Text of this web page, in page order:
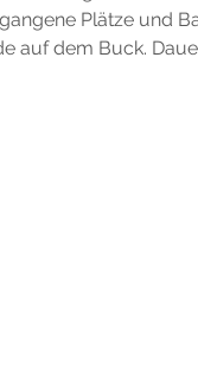
Plätze und
auf dem Buck.